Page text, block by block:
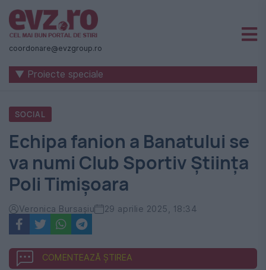
Știri
naționale
internaționale
România
-
Evenimentul
Zilei
coordonare@evzgroup.ro
▼ Proiecte speciale
SOCIAL
Echipa fanion a Banatului se
va numi Club Sportiv Știința
Poli Timișoara
Veronica Bursașiu 29 aprilie 2025, 18:34
COMENTEAZĂ ȘTIREA